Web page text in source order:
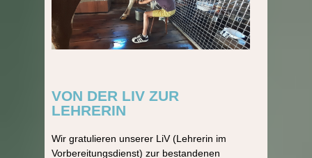
VON DER LIV ZUR
LEHRERIN
Wir gratulieren unserer LiV (Lehrerin im
Vorbereitungsdienst) zur bestandenen